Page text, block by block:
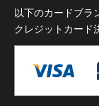
以下のカードブラ
クレジットカード